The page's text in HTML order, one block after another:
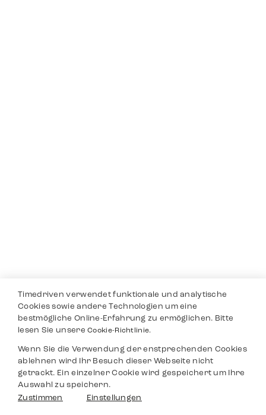
Timedriven verwendet funktionale und analytische
Cookies sowie andere Technologien um eine
bestmögliche Online-Erfahrung zu ermöglichen. Bitte
lesen Sie unsereCookie-Richtlinie.
Wenn Sie die Verwendung der enstprechenden Cookies
ablehnen wird Ihr Besuch dieser Webseite nicht
getrackt. Ein einzelner Cookie wird gespeichert um Ihre
Auswahl zu speichern.
Zustimmen
Einstellungen